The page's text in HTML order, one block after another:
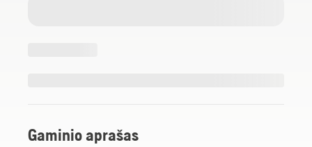
Gaminio aprašas